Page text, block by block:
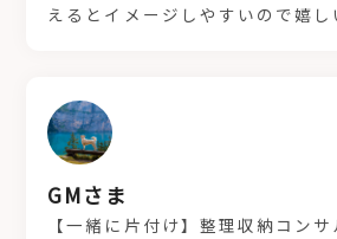
えるとイメージしやすいので嬉し
GMさま
【一緒に片付け】整理収納コンサ